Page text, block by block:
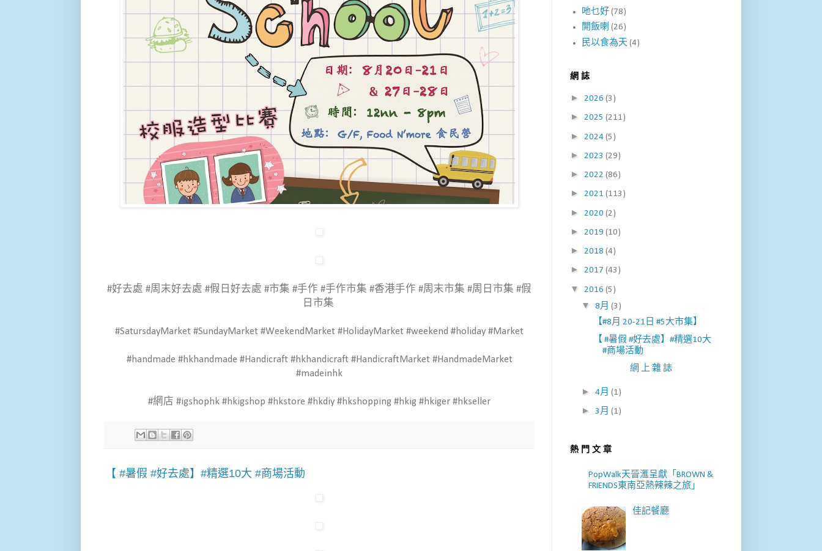
#好去處 #周末好去處 #假日好去處 #市集 #手作 #手作市集 #香港手作 #周末市集 #周日市集 #假
日市集
#SatursdayMarket #SundayMarket #WeekendMarket #HolidayMarket #weekend #holiday #Market
#handmade #hkhandmade #Handicraft #hkhandicraft #HandicraftMarket #HandmadeMarket
#madeinhk
#網店 #igshophk #hkigshop #hkstore #hkdiy #hkshopping #hkig #hkiger #hkseller
【 #暑假 #好去處】#精選10大 #商場活動
吔乜好 (78)
開飯喇 (26)
民以食為天 (4)
網 誌
► 2026 (3)
► 2025 (211)
► 2024 (5)
► 2023 (29)
► 2022 (86)
► 2021 (113)
► 2020 (2)
► 2019 (10)
► 2018 (4)
► 2017 (43)
▼ 2016 (5)
▼ 8月 (3)
【#8月 20-21日 #5大市集】
【 #暑假 #好去處】#精選10大
#商場活動
網 上 雜 誌
► 4月 (1)
► 3月 (1)
熱 門 文 章
PopWalk天晉滙呈獻「BROWN &
FRIENDS東南亞熱辣辣之旅」
佳記餐廳